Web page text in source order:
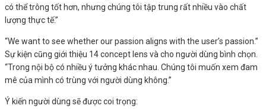
có thể trông tốt hơn, nhưng chúng tôi tập trung rất nhiều vào chất
lượng thực tế.”
“We want to see whether our passion aligns with the user’s passion.”
Sự kiện cũng giới thiệu 14 concept lens và cho người dùng bình chọn.
“Trong nội bộ có nhiều ý tưởng khác nhau. Chúng tôi muốn xem đam
mê của mình có trùng với người dùng không.”
Ý kiến người dùng sẽ được coi trọng: